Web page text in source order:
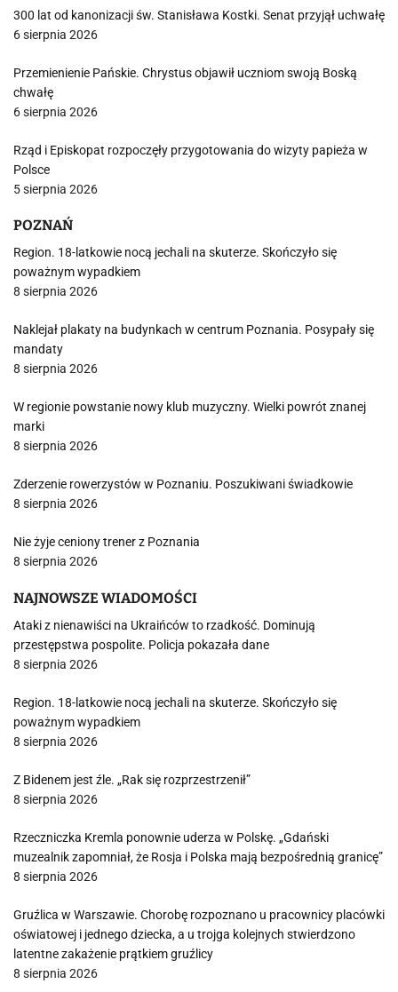
300 lat od kanonizacji św. Stanisława Kostki. Senat przyjął uchwałę
6 sierpnia 2026
Przemienienie Pańskie. Chrystus objawił uczniom swoją Boską
chwałę
6 sierpnia 2026
Rząd i Episkopat rozpoczęły przygotowania do wizyty papieża w
Polsce
5 sierpnia 2026
POZNAŃ
Region. 18-latkowie nocą jechali na skuterze. Skończyło się
poważnym wypadkiem
8 sierpnia 2026
Naklejał plakaty na budynkach w centrum Poznania. Posypały się
mandaty
8 sierpnia 2026
W regionie powstanie nowy klub muzyczny. Wielki powrót znanej
marki
8 sierpnia 2026
Zderzenie rowerzystów w Poznaniu. Poszukiwani świadkowie
8 sierpnia 2026
Nie żyje ceniony trener z Poznania
8 sierpnia 2026
NAJNOWSZE WIADOMOŚCI
Ataki z nienawiści na Ukraińców to rzadkość. Dominują
przestępstwa pospolite. Policja pokazała dane
8 sierpnia 2026
Region. 18-latkowie nocą jechali na skuterze. Skończyło się
poważnym wypadkiem
8 sierpnia 2026
Z Bidenem jest źle. „Rak się rozprzestrzenił”
8 sierpnia 2026
Rzeczniczka Kremla ponownie uderza w Polskę. „Gdański
muzealnik zapomniał, że Rosja i Polska mają bezpośrednią granicę”
8 sierpnia 2026
Gruźlica w Warszawie. Chorobę rozpoznano u pracownicy placówki
oświatowej i jednego dziecka, a u trojga kolejnych stwierdzono
latentne zakażenie prątkiem gruźlicy
8 sierpnia 2026